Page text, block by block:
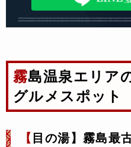
霧島温泉エリアのオススメ観光・
グルメスポット
【 目の湯】霧島最